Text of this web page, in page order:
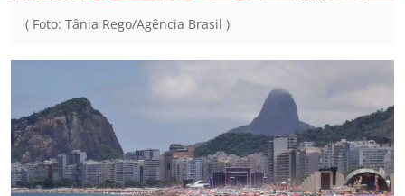
( Foto: Tânia Rego/Agência Brasil )